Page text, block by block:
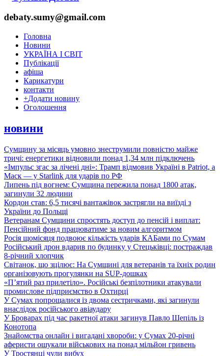
debaty.sumy@gmail.com
Головна
Новини
УКРАЇНА І СВІТ
Публікації
афіша
Карикатури
контакти
+Додати новину
Оголошення
новини
Сумщину за місяць умовно знеструмили повністю майже
тричі: енергетики відновили понад 1,34 млн підключень
«Імпульс згас за лічені дні»: Трамп відмовив Україні в Patriot, а
Маск — у Starlink для ударів по РФ
Липень під вогнем: Сумщина пережила понад 1800 атак,
загинули 32 людини
Кордон став: 6,5 тисячі вантажівок застрягли на виїзді з
України до Польщі
Ветеранам Сумщини спростять доступ до пенсій і виплат:
Пенсійний фонд працюватиме за новим алгоритмом
Росія щомісяця подвоює кількість ударів КАБами по Сумам
Російський дрон вдарив по будинку у Стецьківці: постраждав
8-річний хлопчик
Світанок, що зцілює: На Сумщині для ветеранів та їхніх родин
організовують прогулянки на SUP-дошках
«П’ятий раз прилетіло». Російські безпілотники атакували
промислове підприємство в Охтирці
У Сумах попрощалися із двома сестричками, які загинули
внаслідок російського авіаудару
У Броварах під час ракетної атаки загинув Павло Шепіль із
Конотопа
Знайомства онлайн і вигадані хвороби: у Сумах 20-річні
аферисти ошукали військових на понад мільйон гривень
У Тростянці чули вибух